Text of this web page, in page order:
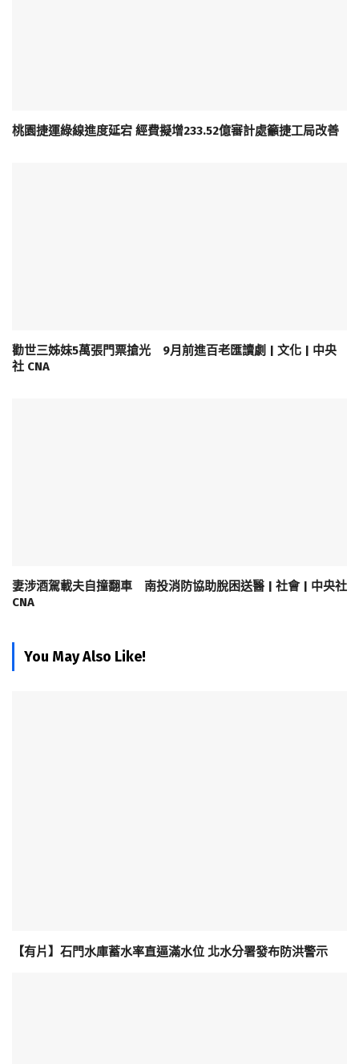
桃園捷運綠線進度延宕 經費擬增233.52億審計處籲捷工局改善
勸世三姊妹5萬張門票搶光 9月前進百老匯讀劇 | 文化 | 中央
社 CNA
妻涉酒駕載夫自撞翻車 南投消防協助脫困送醫 | 社會 | 中央社
CNA
You May Also Like!
【有片】石門水庫蓄水率直逼滿水位 北水分署發布防洪警示